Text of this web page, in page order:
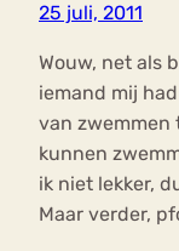
25 juli, 2011
Wouw, net als
iemand mij
van zwemmen
kunnen
ik niet lekker,
Maar verder,